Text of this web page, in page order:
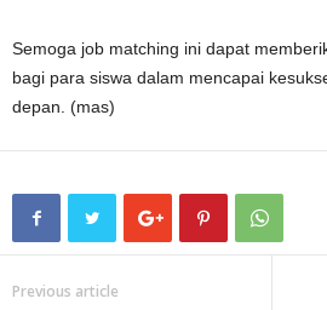
Semoga job matching ini dapat
bagi para siswa dalam mencapai
depan. (mas)
Previous article